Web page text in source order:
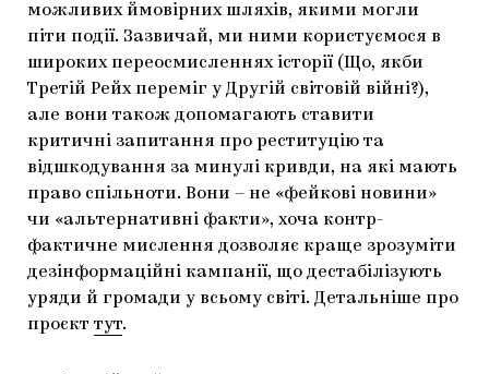
можливих ймовірних шляхів, якими могли
піти події. Зазвичай, ми ними користуємося в
широких переосмисленнях історії (Що, якби
Третій Рейх переміг у Другій світовій війні?),
але вони також допомагають ставити
критичні запитання про реституцію та
відшкодування за минулі кривди, на які мають
право спільноти. Вони – не «фейкові новини»
чи «альтернативні факти», хоча контр-
фактичне мислення дозволяє краще зрозуміти
дезінформаційні кампанії, що дестабілізують
уряди й громади у всьому світі. Детальніше про
проєкт тут.